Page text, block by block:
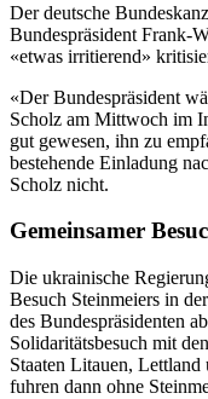
Der deutsche
Bundespräsident Frank-
«etwas irritierend»
«Der Bundespräsident
Scholz am Mittwoch im
gut gewesen, ihn zu
bestehende Einladung
Scholz nicht.
Gemeinsamer
Die ukrainische
Besuch Steinmeiers in
des Bundespräsidenten
Solidaritätsbesuch mit
Staaten Litauen, Lettland
fuhren dann ohne